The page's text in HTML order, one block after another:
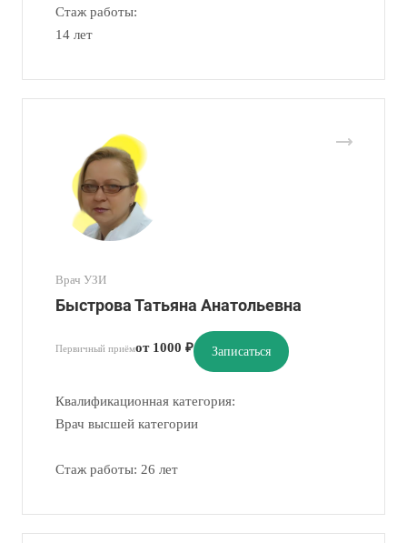
Стаж работы:
14 лет
Врач УЗИ
Быстрова Татьяна Анатольевна
Первичный приёмот 1000 ₽ Записаться
Квалификационная категория:
Врач высшей категории
Стаж работы: 26 лет